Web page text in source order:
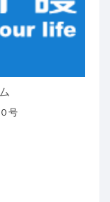
号